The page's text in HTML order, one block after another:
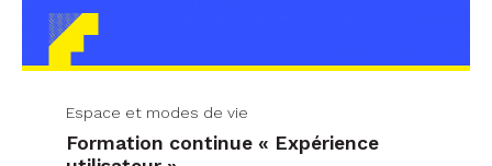
Espace et modes de vie
Formation continue « Expérience